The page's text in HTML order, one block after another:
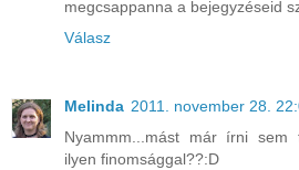
megcsappanna a bejegyzéseid
Válasz
Melinda 2011. november 28.
Nyammm...mást már írni sem
ilyen finomsággal??:D